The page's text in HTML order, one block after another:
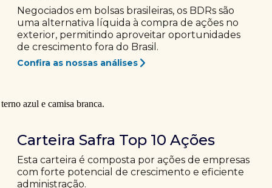
Negociados em bolsas brasileiras, os BDRs são
uma alternativa líquida à compra de ações no
exterior, permitindo aproveitar oportunidades
de crescimento fora do Brasil.
Confira as nossas análises
Carteira Safra Top 10 Ações
Esta carteira é composta por ações de empresas
com forte potencial de crescimento e eficiente
administração.